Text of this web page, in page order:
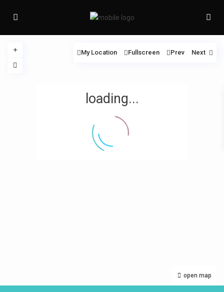
loading...
open map
My Location Fullscreen Prev Next